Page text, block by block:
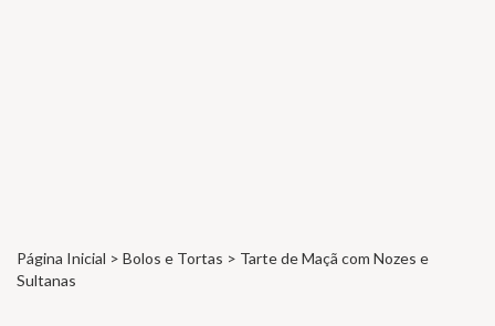
Página Inicial > Bolos e Tortas > Tarte de Maçã com Nozes e
Sultanas